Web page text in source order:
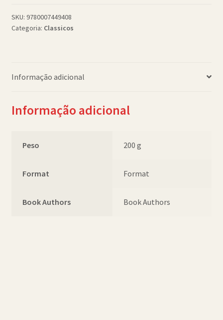
(pb)
quantidade
SKU: 9780007449408
Categoria: Classicos
Informação adicional
Informação adicional
Peso 200 g
Format Format
Book Authors Book Authors